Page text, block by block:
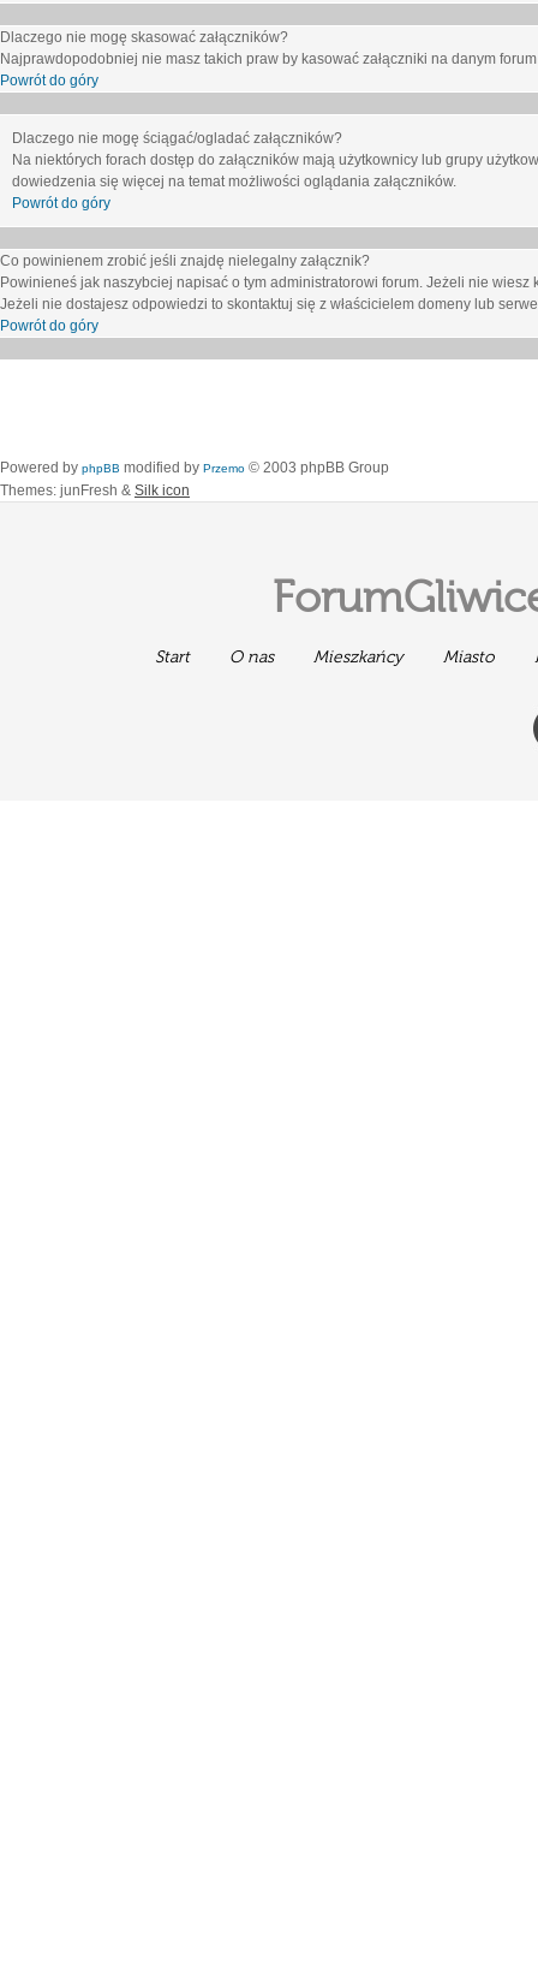
Dlaczego nie mogę skasować załączników?
Najprawdopodobniej nie masz takich praw by kasować załączniki na danym
Powrót do góry
Dlaczego nie mogę ściągać/ogladać załączników?
Na niektórych forach dostęp do załączników mają użytkownicy lub grupy
dowiedzenia się więcej na temat możliwości oglądania załączników.
Powrót do góry
Co powinienem zrobić jeśli znajdę nielegalny załącznik?
Powinieneś jak naszybciej napisać o tym administratorowi forum. Jeżeli nie
Jeżeli nie dostajesz odpowiedzi to skontaktuj się z właścicielem domeny lub
Powrót do góry
Powered by phpBB modified by Przemo © 2003 phpBB Group
Themes: junFresh & Silk icon
Start O nas Mieszkańcy Miasto